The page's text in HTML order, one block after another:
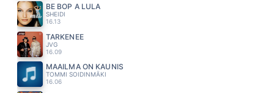
BE BOP A LULA
SHEIDI
16.13
TARKENEE
JVG
16.09
MAAILMA ON KAUNIS
TOMMI SOIDINMÄKI
16.06